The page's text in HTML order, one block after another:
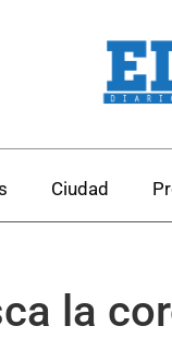
Ciudad
la